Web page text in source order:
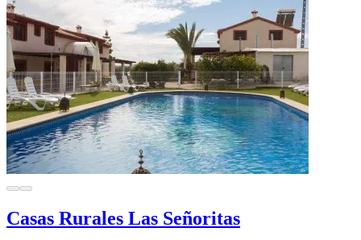
Casas Rurales Las Señoritas